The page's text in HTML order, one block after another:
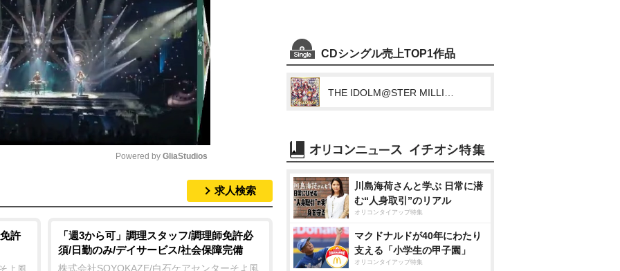
t
e
Powered by GliaStudios
求人検索
許
「週3から可」調理スタッフ/調理師免許必
須/日勤のみ/デイサービス/社会保障完備
株式会社SOYOKAZE/白石ケアセンターそよ風
CDシングル売上TOP1作品
川島海荷さんと学ぶ 日常に潜
む“人身取引”のリアル
オリコンタイアップ特集
マクドナルドが40年にわたり
支える「小学生の甲子園」
オリコンタイアップ特集